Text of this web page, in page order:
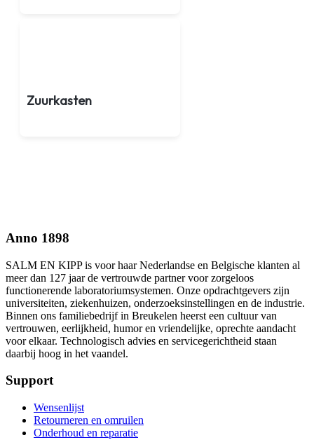
Zuurkasten
Anno 1898
SALM EN KIPP is voor haar Nederlandse en Belgische klanten al
meer dan 127 jaar de vertrouwde partner voor zorgeloos
functionerende laboratoriumsystemen. Onze opdrachtgevers zijn
universiteiten, ziekenhuizen, onderzoeksinstellingen en de industrie.
Binnen ons familiebedrijf in Breukelen heerst een cultuur van
vertrouwen, eerlijkheid, humor en vriendelijke, oprechte aandacht
voor elkaar. Technologisch advies en servicegerichtheid staan
daarbij hoog in het vaandel.
Support
Wensenlijst
Retourneren en omruilen
Onderhoud en reparatie